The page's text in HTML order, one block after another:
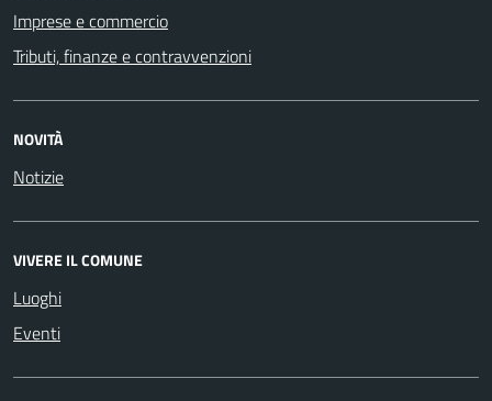
Imprese e commercio
Tributi, finanze e contravvenzioni
NOVITÀ
Notizie
VIVERE IL COMUNE
Luoghi
Eventi